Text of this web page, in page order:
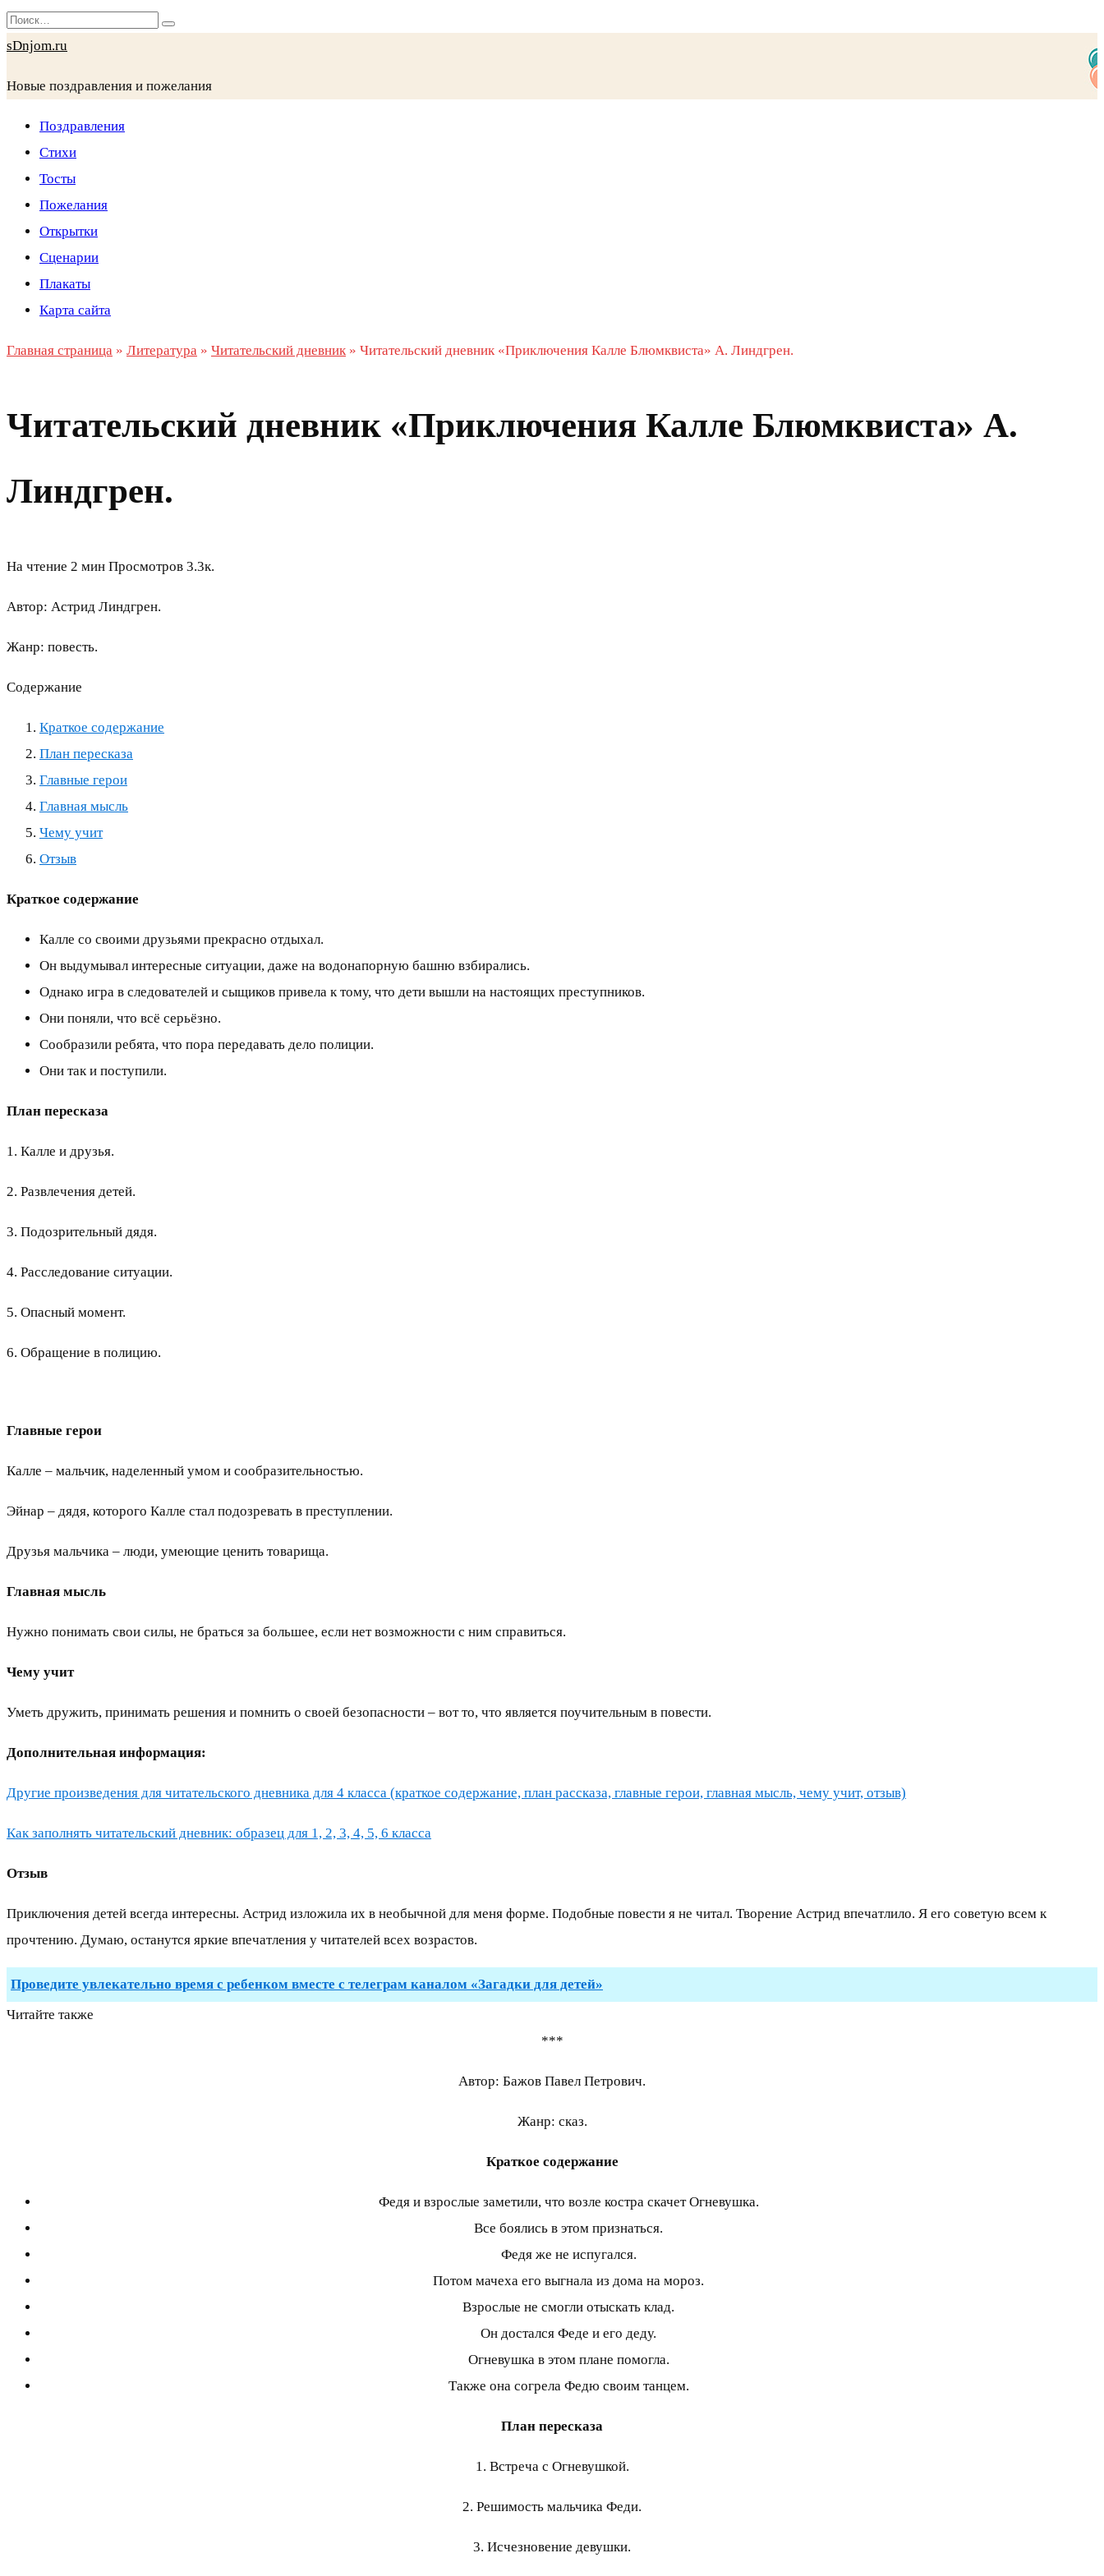
Перейти
к
Search
for:
sDnjom.ru
Новые поздравления и пожелания
Поздравления
Стихи
Тосты
Пожелания
Открытки
Сценарии
Плакаты
Карта сайта
Главная страница » Литература » Читательский дневник » Читательский дневник «Приключения Калле Блюмквиста» А. Линдгрен.
Читательский дневник «Приключения Калле Блюмквиста» А.
Линдгрен.
На чтение 2 мин Просмотров 3.3к.
Автор: Астрид Линдгрен.
Жанр: повесть.
Содержание
Краткое содержание
План пересказа
Главные герои
Главная мысль
Чему учит
Отзыв
Краткое содержание
Калле со своими друзьями прекрасно отдыхал.
Он выдумывал интересные ситуации, даже на водонапорную башню взбирались.
Однако игра в следователей и сыщиков привела к тому, что дети вышли на настоящих преступников.
Они поняли, что всё серьёзно.
Сообразили ребята, что пора передавать дело полиции.
Они так и поступили.
План пересказа
1. Калле и друзья.
2. Развлечения детей.
3. Подозрительный дядя.
4. Расследование ситуации.
5. Опасный момент.
6. Обращение в полицию.
Главные герои
Калле – мальчик, наделенный умом и сообразительностью.
Эйнар – дядя, которого Калле стал подозревать в преступлении.
Друзья мальчика – люди, умеющие ценить товарища.
Главная мысль
Нужно понимать свои силы, не браться за большее, если нет возможности с ним справиться.
Чему учит
Уметь дружить, принимать решения и помнить о своей безопасности – вот то, что является поучительным в повести.
Дополнительная информация:
Другие произведения для читательского дневника для 4 класса (краткое содержание, план рассказа, главные герои, главная мысль, чему учит, отзыв)
Как заполнять читательский дневник: образец для 1, 2, 3, 4, 5, 6 класса
Отзыв
Приключения детей всегда интересны. Астрид изложила их в необычной для меня форме. Подобные повести я не читал. Творение Астрид впечатлило. Я его советую всем к
прочтению. Думаю, останутся яркие впечатления у читателей всех возрастов.
Проведите увлекательно время с ребенком вместе с телеграм каналом «Загадки для детей»
Читайте также
***
Автор: Бажов Павел Петрович.
Жанр: сказ.
Краткое содержание
Федя и взрослые заметили, что возле костра скачет Огневушка.
Все боялись в этом признаться.
Федя же не испугался.
Потом мачеха его выгнала из дома на мороз.
Взрослые не смогли отыскать клад.
Он достался Феде и его деду.
Огневушка в этом плане помогла.
Также она согрела Федю своим танцем.
План пересказа
1. Встреча с Огневушкой.
2. Решимость мальчика Феди.
3. Исчезновение девушки.